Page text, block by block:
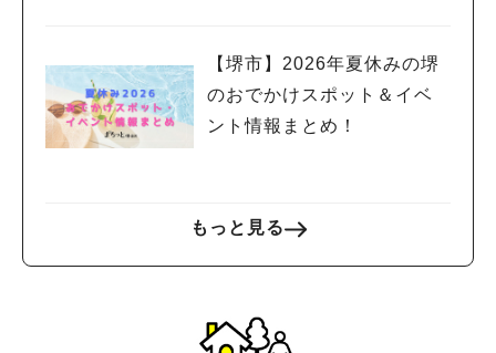
【堺市】2026年夏休みの堺
のおでかけスポット＆イベ
ント情報まとめ！
もっと見る